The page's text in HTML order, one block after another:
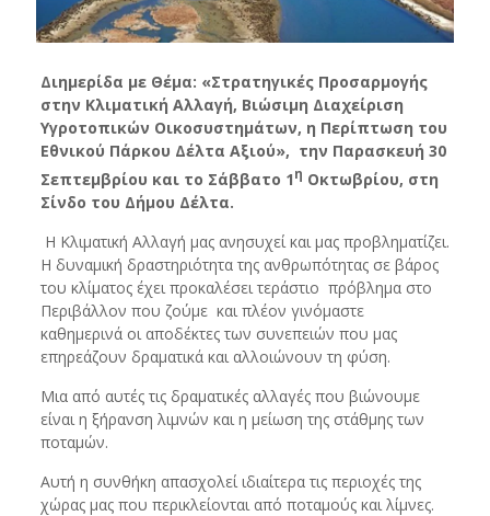
Διημερίδα με Θέμα: «Στρατηγικές Προσαρμογής
στην Κλιματική Αλλαγή, Βιώσιμη Διαχείριση
Υγροτοπικών Οικοσυστημάτων, η Περίπτωση του
Εθνικού Πάρκου Δέλτα Αξιού», την Παρασκευή 30
Σεπτεμβρίου και το Σάββατο 1 η Οκτωβρίου, στη
Σίνδο του Δήμου Δέλτα.
Η Κλιματική Αλλαγή μας ανησυχεί και μας προβληματίζει.
Η δυναμική δραστηριότητα της ανθρωπότητας σε βάρος
του κλίματος έχει προκαλέσει τεράστιο πρόβλημα στο
Περιβάλλον που ζούμε και πλέον γινόμαστε
καθημερινά οι αποδέκτες των συνεπειών που μας
επηρεάζουν δραματικά και αλλοιώνουν τη φύση.
Μια από αυτές τις δραματικές αλλαγές που βιώνουμε
είναι η ξήρανση λιμνών και η μείωση της στάθμης των
ποταμών.
Αυτή η συνθήκη απασχολεί ιδιαίτερα τις περιοχές της
χώρας μας που περικλείονται από ποταμούς και λίμνες.